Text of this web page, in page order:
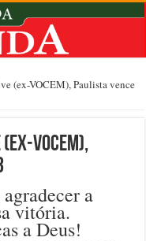
(ex-VOCEM), Paulista vence
VOCEM),
a
vitória.
a Deus!